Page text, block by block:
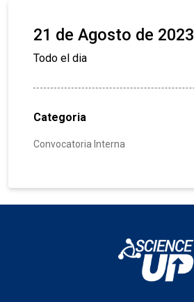
21 de Agosto de 2023
Todo el dia
Categoria
Convocatoria Interna